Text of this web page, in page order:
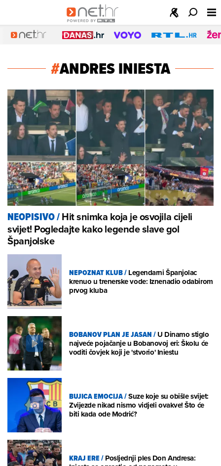
#ANDRES INIESTA
NEOPISIVO/Hit snimka koja je osvojila cijeli
svijet! Pogledajte kako legende slave gol
Španjolske
NEPOZNAT KLUB/Legendarni Španjolac
krenuo u trenerske vode: Iznenadio odabirom
prvog kluba
BOBANOV PLAN JE JASAN/U Dinamo stiglo
najveće pojačanje u Bobanovoj eri: Školu će
voditi čovjek koji je 'stvorio' Iniestu
BUJICA EMOCIJA/Suze koje su obišle svijet:
Zvijezde nikad nismo vidjeli ovakve! Što će
biti kada ode Modrić?
KRAJ ERE/Posljednji ples Don Andresa: